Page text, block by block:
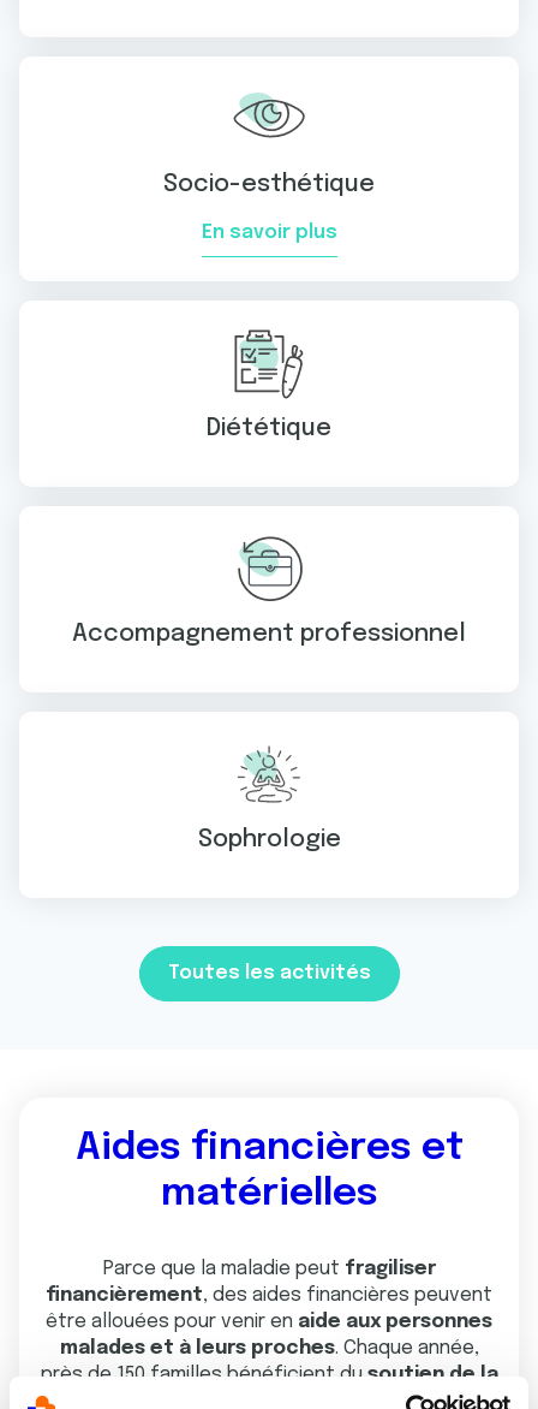
Socio-esthétique
En savoir plus
Diététique
Accompagnement professionnel
Sophrologie
Toutes les activités
Aides financières et
matérielles
Parce que la maladie peut fragiliser
financièrement, des aides financières peuvent
être allouées pour venir en aide aux personnes
malades et à leurs proches. Chaque année,
près de 150 familles bénéficient du soutien de la
Ligue contre le cancer dans le Haut-Rhin.